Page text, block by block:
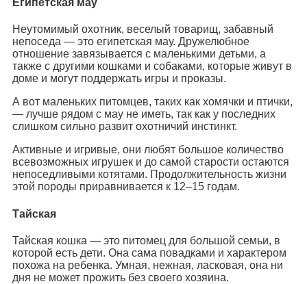
Египетская мау
Неутомимый охотник, веселый товарищ, забавный
непоседа — это египетская мау. Дружелюбное
отношение завязывается с маленькими детьми, а
также с другими кошками и собаками, которые живут в
доме и могут поддержать игры и проказы.
А вот маленьких питомцев, таких как хомячки и птички,
— лучше рядом с мау не иметь, так как у последних
слишком сильно развит охотничий инстинкт.
Активные и игривые, они любят большое количество
всевозможных игрушек и до самой старости остаются
непоседливыми котятами. Продолжительность жизни
этой породы приравнивается к 12–15 годам.
Тайская
Тайская кошка — это питомец для большой семьи, в
которой есть дети. Она сама повадками и характером
похожа на ребенка. Умная, нежная, ласковая, она ни
дня не может прожить без своего хозяина.